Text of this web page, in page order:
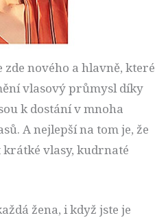
zde nového a hlavně, které
vlasový průmysl díky
k dostání v mnoha
A nejlepší na tom je, že
vlasy, kudrnaté
žena, i když jste je